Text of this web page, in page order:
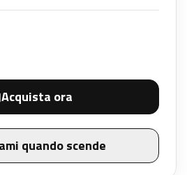
Acquista ora
quando scende